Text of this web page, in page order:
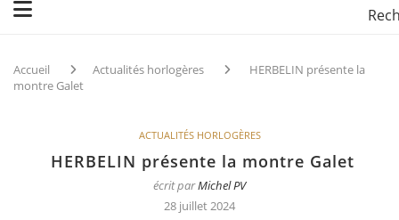
Accueil Actualités horlogères
HERBELIN présente la
montre Galet
ACTUALITÉS HORLOGÈRES
HERBELIN présente la montre Galet
écrit parMichel PV
28 juillet 2024